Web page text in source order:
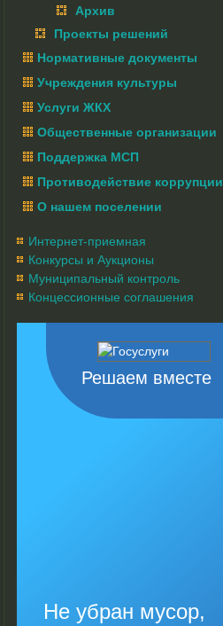
Архив
Проекты решений
Нормативные документы
Учреждения культуры
Услуги ЖКХ
Общественные организации
Поддержка МСП
Противодействие коррупции
О нашем поселении
Интернет-приемная
Конкурсы и Аукционы
Муниципальный контроль
Концессионные соглашения
Решаем вместе
Не убран мусор,